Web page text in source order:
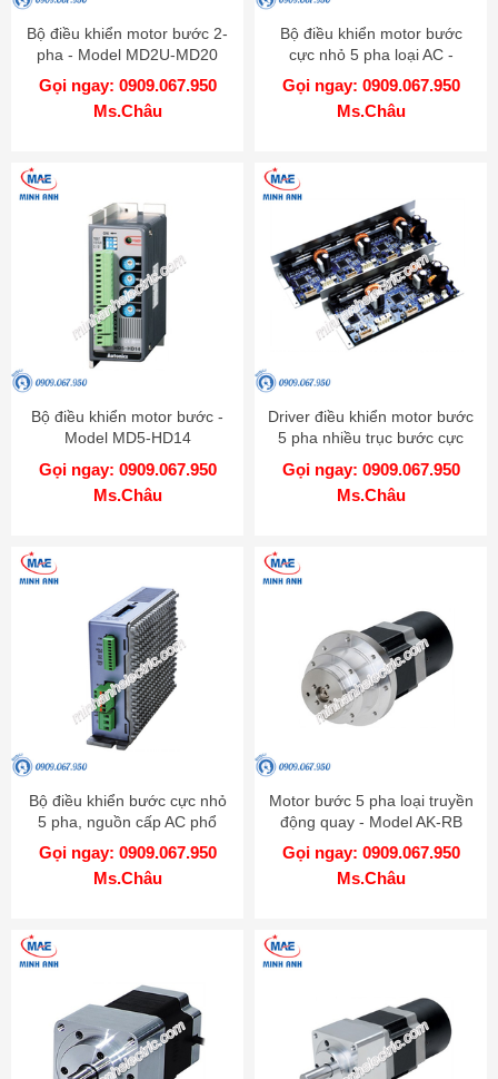
Bộ điều khiển motor bước 2-
pha - Model MD2U-MD20
Gọi ngay: 0909.067.950
Ms.Châu
Bộ điều khiển motor bước
cực nhỏ 5 pha loại AC -
Model MD5-HF14
Gọi ngay: 0909.067.950
Ms.Châu
Bộ điều khiển motor bước -
Model MD5-HD14
Gọi ngay: 0909.067.950
Ms.Châu
Driver điều khiển motor bước
5 pha nhiều trục bước cực
nhỏ - Model MD5-HD14-2X-
3X
Gọi ngay: 0909.067.950
Ms.Châu
Bộ điều khiển bước cực nhỏ
5 pha, nguồn cấp AC phổ
biến - Model MD5-HF28
Gọi ngay: 0909.067.950
Ms.Châu
Motor bước 5 pha loại truyền
động quay - Model AK-RB
Gọi ngay: 0909.067.950
Ms.Châu